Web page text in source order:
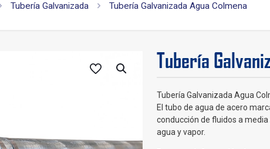
Tubería Galvanizada Tubería Galvanizada Agua Colmena
Tubería
Tubería Galvanizada Agua
El tubo de agua de acero
conducción de fluidos a
agua y vapor.